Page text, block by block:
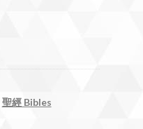
聖經 Bibles